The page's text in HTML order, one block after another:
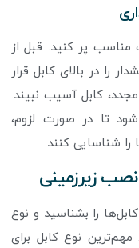
مناسب پر کنید. قبل از
را در بالای کابل قرار
کابل آسیب نبیند.
تا در صورت لزوم،
را شناسایی کنند.
زیرزمینی
را بشناسید و نوع
نوع کابل برای